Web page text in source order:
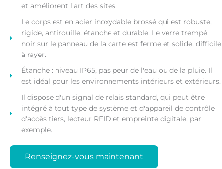
et améliorent l'art des sites.
Le corps est en acier inoxydable brossé qui est robuste,
rigide, antirouille, étanche et durable. Le verre trempé
noir sur le panneau de la carte est ferme et solide, difficile
à rayer.
Étanche : niveau IP65, pas peur de l'eau ou de la pluie. Il
est idéal pour les environnements intérieurs et extérieurs.
Il dispose d'un signal de relais standard, qui peut être
intégré à tout type de système et d'appareil de contrôle
d'accès tiers, lecteur RFID et empreinte digitale, par
exemple.
Renseignez-vous maintenant